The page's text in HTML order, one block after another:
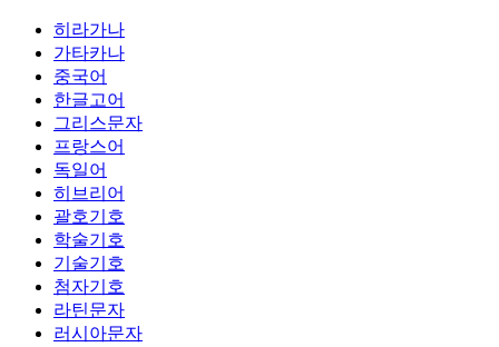
히라가나
가타카나
중국어
한글고어
그리스문자
프랑스어
독일어
히브리어
괄호기호
학술기호
기술기호
첨자기호
라틴문자
러시아문자